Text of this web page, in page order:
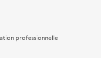
professionnelle